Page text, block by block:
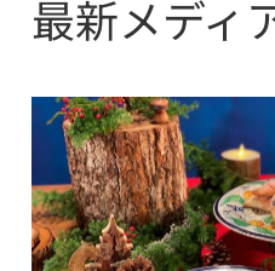
最新メディ